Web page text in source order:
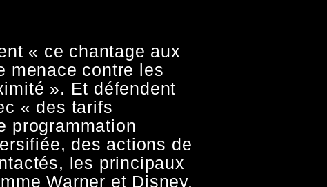
« ce chantage aux
menace contre les
». Et défendent
« des tarifs
programmation
des actions de
les principaux
Warner et Disney,